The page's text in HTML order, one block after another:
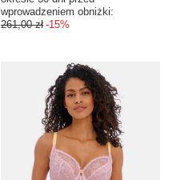
wprowadzeniem obniżki:
261,00 zł -15%